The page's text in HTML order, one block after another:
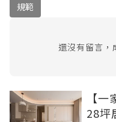
規範
還沒有留言，
【
28坪